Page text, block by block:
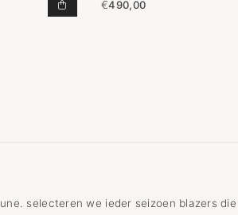
AAN WINKELWAGEN
BLAZER SASHA BLACK
€490,00
selecteren we ieder seizoen blazers